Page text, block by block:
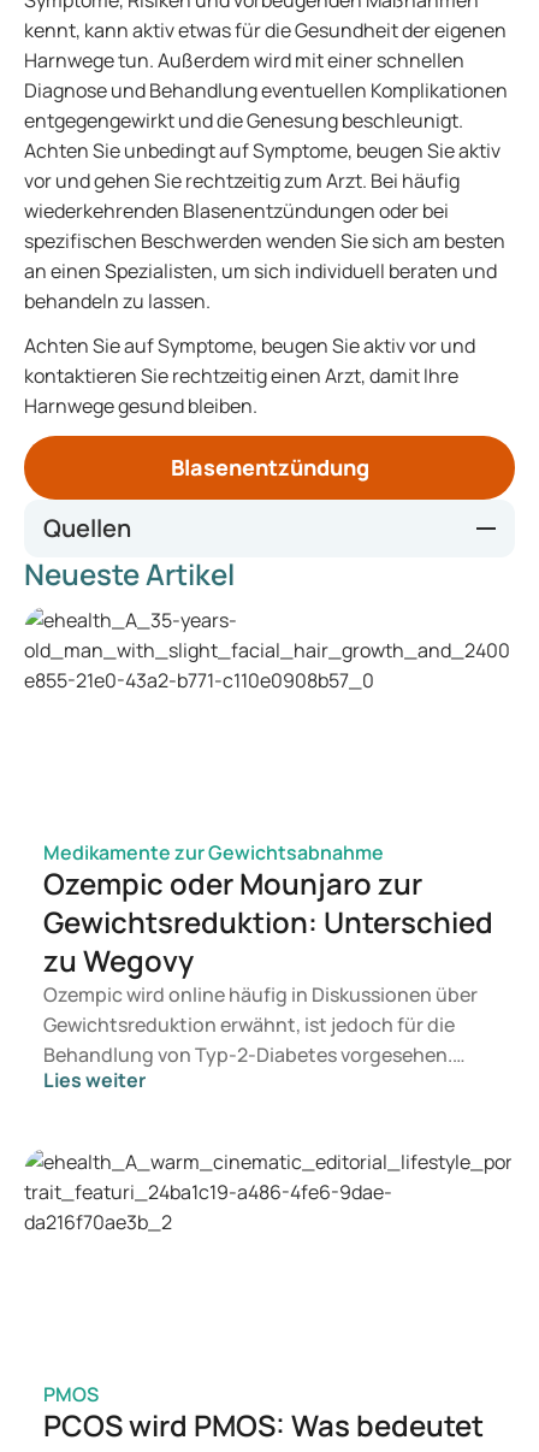
kennt, kann aktiv etwas für die Gesundheit der eigenen
Harnwege tun. Außerdem wird mit einer schnellen
Diagnose und Behandlung eventuellen Komplikationen
entgegengewirkt und die Genesung beschleunigt.
Achten Sie unbedingt auf Symptome, beugen Sie aktiv
vor und gehen Sie rechtzeitig zum Arzt. Bei häufig
wiederkehrenden Blasenentzündungen oder bei
spezifischen Beschwerden wenden Sie sich am besten
an einen Spezialisten, um sich individuell beraten und
behandeln zu lassen.
Achten Sie auf Symptome, beugen Sie aktiv vor und
kontaktieren Sie rechtzeitig einen Arzt, damit Ihre
Harnwege gesund bleiben.
Blasenentzündung
Quellen
https://www.thuisarts.nl/blaasontsteking/ik-heb-
blaasontsteking-vrouw
https://www.thuisarts.nl/blaasontsteking/ik-heb-
blaasontsteking-vrouw
https://www.ncbi.nlm.nih.gov/pmc/articles/PMC2840952/
Neueste Artikel
Medikamente zur Gewichtsabnahme
Ozempic oder Mounjaro zur
Gewichtsreduktion: Unterschied
zu Wegovy
Ozempic wird online häufig in Diskussionen über
Gewichtsreduktion erwähnt, ist jedoch für die
Behandlung von Typ-2-Diabetes vorgesehen.
Suchen Sie eine Therapie zur Gewichtskontrolle,
geeignet ist, entscheidet ein Arzt auf Basis Ihrer
gesundheitlichen Verfassung, Ihres BMI und Ihrer
aktuellen Medikation.
Lies weiter
PMOS
PCOS wird PMOS: Was bedeutet